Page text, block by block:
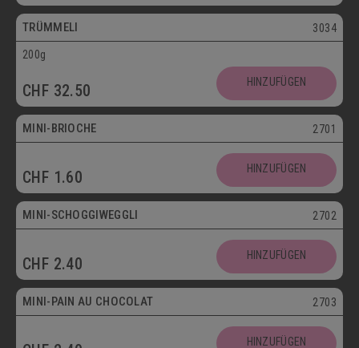
Vegetarisch
TRÜMMELI 3034
200g
CHF 32.50 HINZUFÜGEN
Vegetarisch
MINI-BRIOCHE 2701
CHF 1.60 HINZUFÜGEN
Vegetarisch
MINI-SCHOGGIWEGGLI 2702
CHF 2.40 HINZUFÜGEN
Vegetarisch
MINI-PAIN AU CHOCOLAT 2703
HINZUFÜGEN